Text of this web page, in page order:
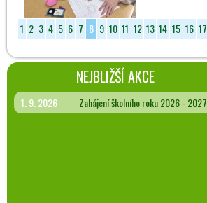
1 2 3 4 5 6 7 8 9 10 11 12 13 14 15 16 17
NEJBLIŽŠÍ AKCE
1. 9. 2026 Zahájení školního roku 2026 - 2027